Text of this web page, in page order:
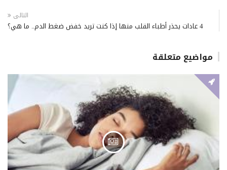
التالى
4 عادات يحذر أطباء القلب منها إذا كنت تريد خفض ضغط الدم.. ما هي؟
مواضيع متعلقة